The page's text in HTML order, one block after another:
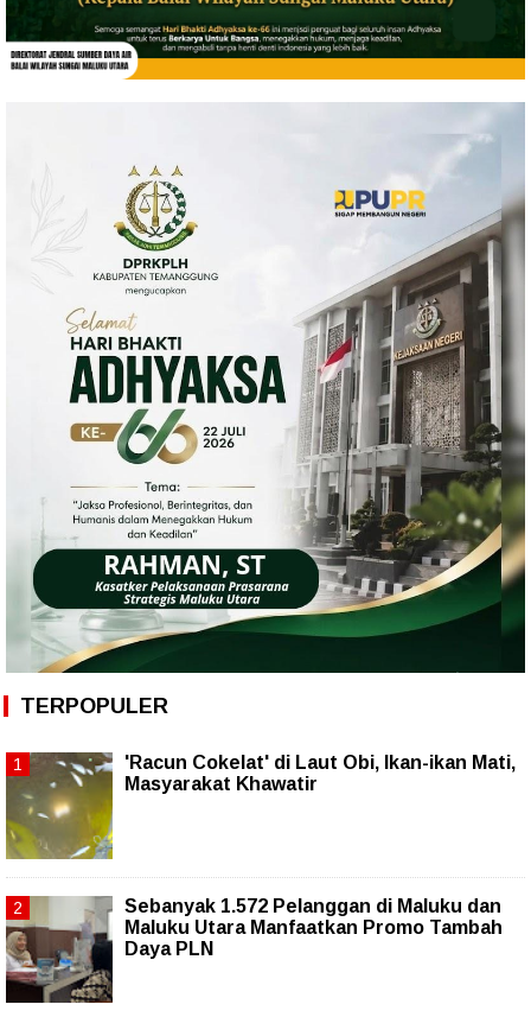
TERPOPULER
'Racun Cokelat' di Laut Obi, Ikan-ikan Mati,
Masyarakat Khawatir
Sebanyak 1.572 Pelanggan di Maluku dan
Maluku Utara Manfaatkan Promo Tambah
Daya PLN